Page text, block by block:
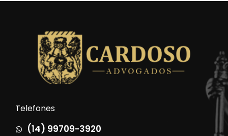
Telefones
(14) 99709-3920